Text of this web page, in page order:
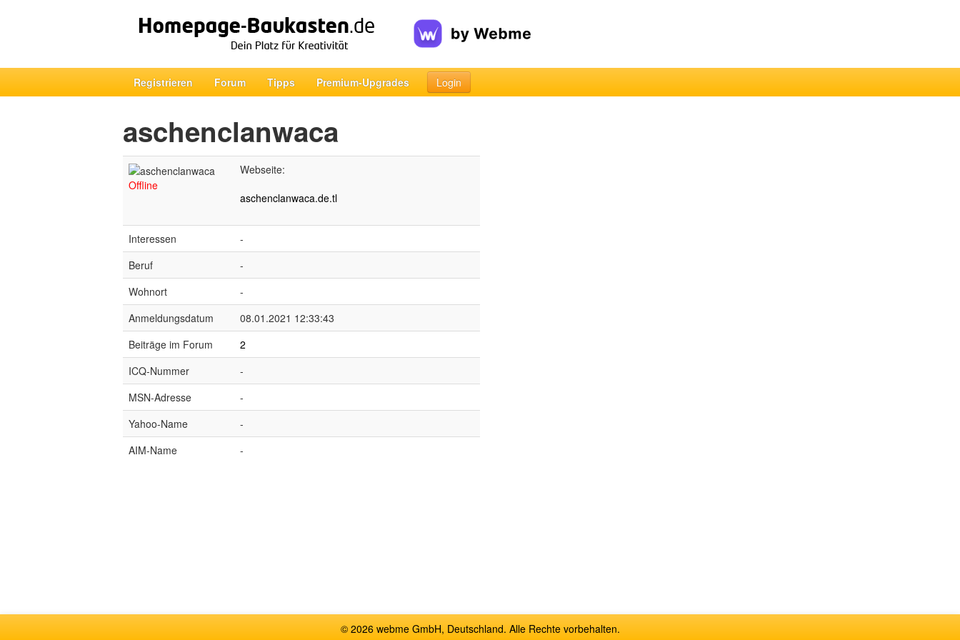
Registrieren Forum Tipps Premium-Upgrades Login
aschenclanwaca
Offline
Webseite:
aschenclanwaca.de.tl
Interessen
-
Beruf
-
Wohnort
-
Anmeldungsdatum
08.01.2021 12:33:43
Beiträge im Forum
2
ICQ-Nummer
-
MSN-Adresse
-
Yahoo-Name
-
AIM-Name
-
© 2026 webme GmbH, Deutschland. Alle Rechte vorbehalten.